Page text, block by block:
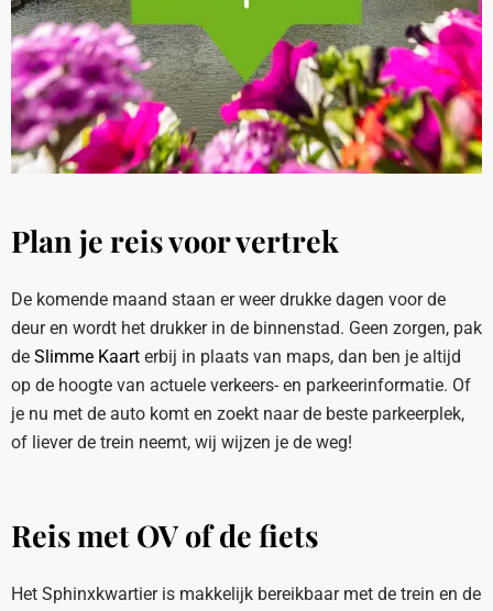
Plan je reis voor vertrek
De komende maand staan er weer drukke dagen voor de
deur en wordt het drukker in de binnenstad. Geen zorgen, pak
de Slimme Kaart erbij in plaats van maps, dan ben je altijd
op de hoogte van actuele verkeers- en parkeerinformatie. Of
je nu met de auto komt en zoekt naar de beste parkeerplek,
of liever de trein neemt, wij wijzen je de weg!
Reis met OV of de fiets
Het Sphinxkwartier is makkelijk bereikbaar met de trein en de